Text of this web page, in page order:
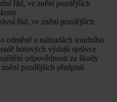
řád, ve znění pozdějších
řád, ve znění pozdějších
odměně a náhradách soudního
hotových výdajů správce
odpovědnosti za škody
pozdějších předpisů